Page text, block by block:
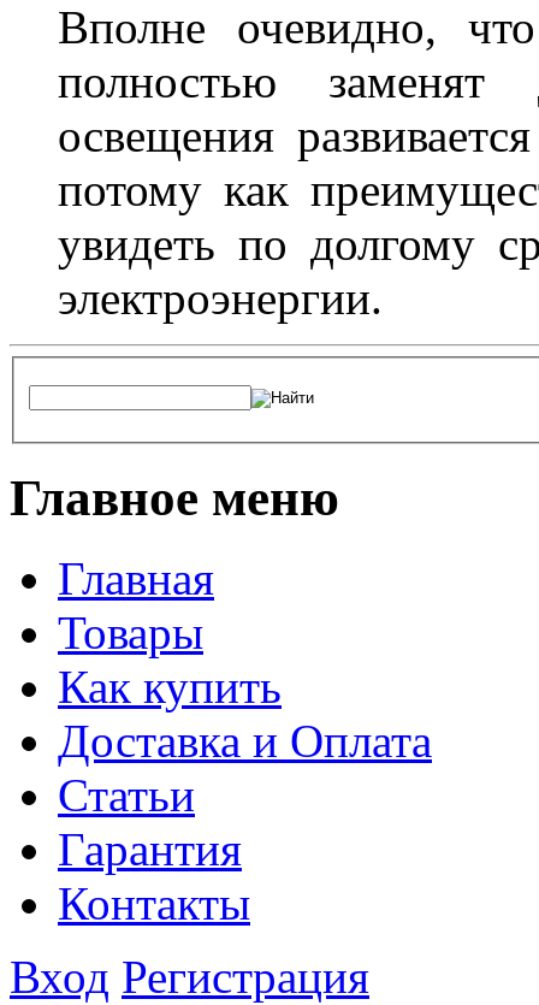
Вполне очевидно,
полностью
освещения
потому как
увидеть по долгому
электроэнергии.
Главное меню
Главная
Товары
Как купить
Доставка и Оплата
Статьи
Гарантия
Контакты
Вход Регистрация